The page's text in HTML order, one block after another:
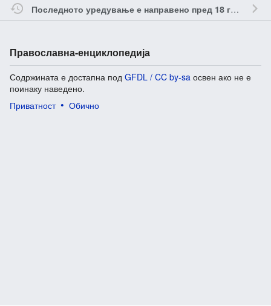
Последното уредување е направено пред 18 години од
Православна-енциклопедија
Содржината е достапна под GFDL / CC by-sa освен ако не е
поинаку наведено.
Приватност
Обично